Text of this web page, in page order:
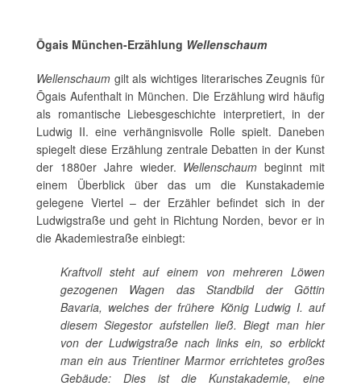
Ōgais München-Erzählung Wellenschaum
Wellenschaum gilt als wichtiges literarisches Zeugnis für
Ōgais Aufenthalt in München. Die Erzählung wird häufig
als romantische Liebesgeschichte interpretiert, in der
Ludwig II. eine verhängnisvolle Rolle spielt. Daneben
spiegelt diese Erzählung zentrale Debatten in der Kunst
der 1880er Jahre wieder. Wellenschaum beginnt mit
einem Überblick über das um die Kunstakademie
gelegene Viertel – der Erzähler befindet sich in der
Ludwigstraße und geht in Richtung Norden, bevor er in
die Akademiestraße einbiegt:
Kraftvoll steht auf einem von mehreren Löwen
gezogenen Wagen das Standbild der Göttin
Bavaria, welches der frühere König Ludwig I. auf
diesem Siegestor aufstellen ließ. Biegt man hier
von der Ludwigstraße nach links ein, so erblickt
man ein aus Trientiner Marmor errichtetes großes
Gebäude: Dies ist die Kunstakademie, eine